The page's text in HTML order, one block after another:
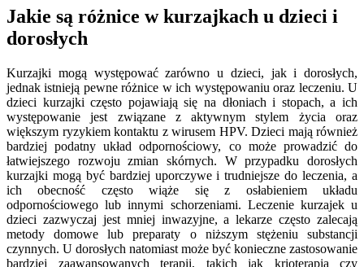
Jakie są różnice w kurzajkach u dzieci i
dorosłych
Kurzajki mogą występować zarówno u dzieci, jak i dorosłych,
jednak istnieją pewne różnice w ich występowaniu oraz leczeniu. U
dzieci kurzajki często pojawiają się na dłoniach i stopach, a ich
występowanie jest związane z aktywnym stylem życia oraz
większym ryzykiem kontaktu z wirusem HPV. Dzieci mają również
bardziej podatny układ odpornościowy, co może prowadzić do
łatwiejszego rozwoju zmian skórnych. W przypadku dorosłych
kurzajki mogą być bardziej uporczywe i trudniejsze do leczenia, a
ich obecność często wiąże się z osłabieniem układu
odpornościowego lub innymi schorzeniami. Leczenie kurzajek u
dzieci zazwyczaj jest mniej inwazyjne, a lekarze często zalecają
metody domowe lub preparaty o niższym stężeniu substancji
czynnych. U dorosłych natomiast może być konieczne zastosowanie
bardziej zaawansowanych terapii, takich jak krioterapia czy